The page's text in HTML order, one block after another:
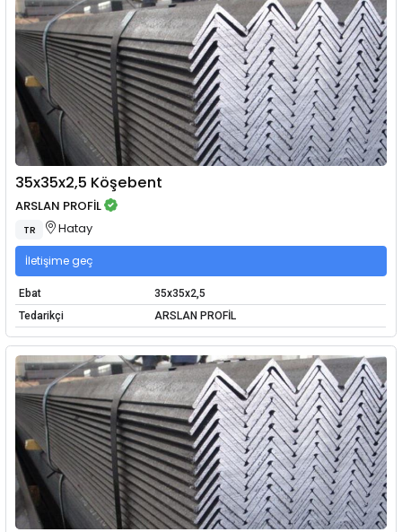
35x35x2,5 Köşebent
ARSLAN PROFİL
TR Hatay
İletişime geç
Ebat
35x35x2,5
Tedarikçi
ARSLAN PROFİL